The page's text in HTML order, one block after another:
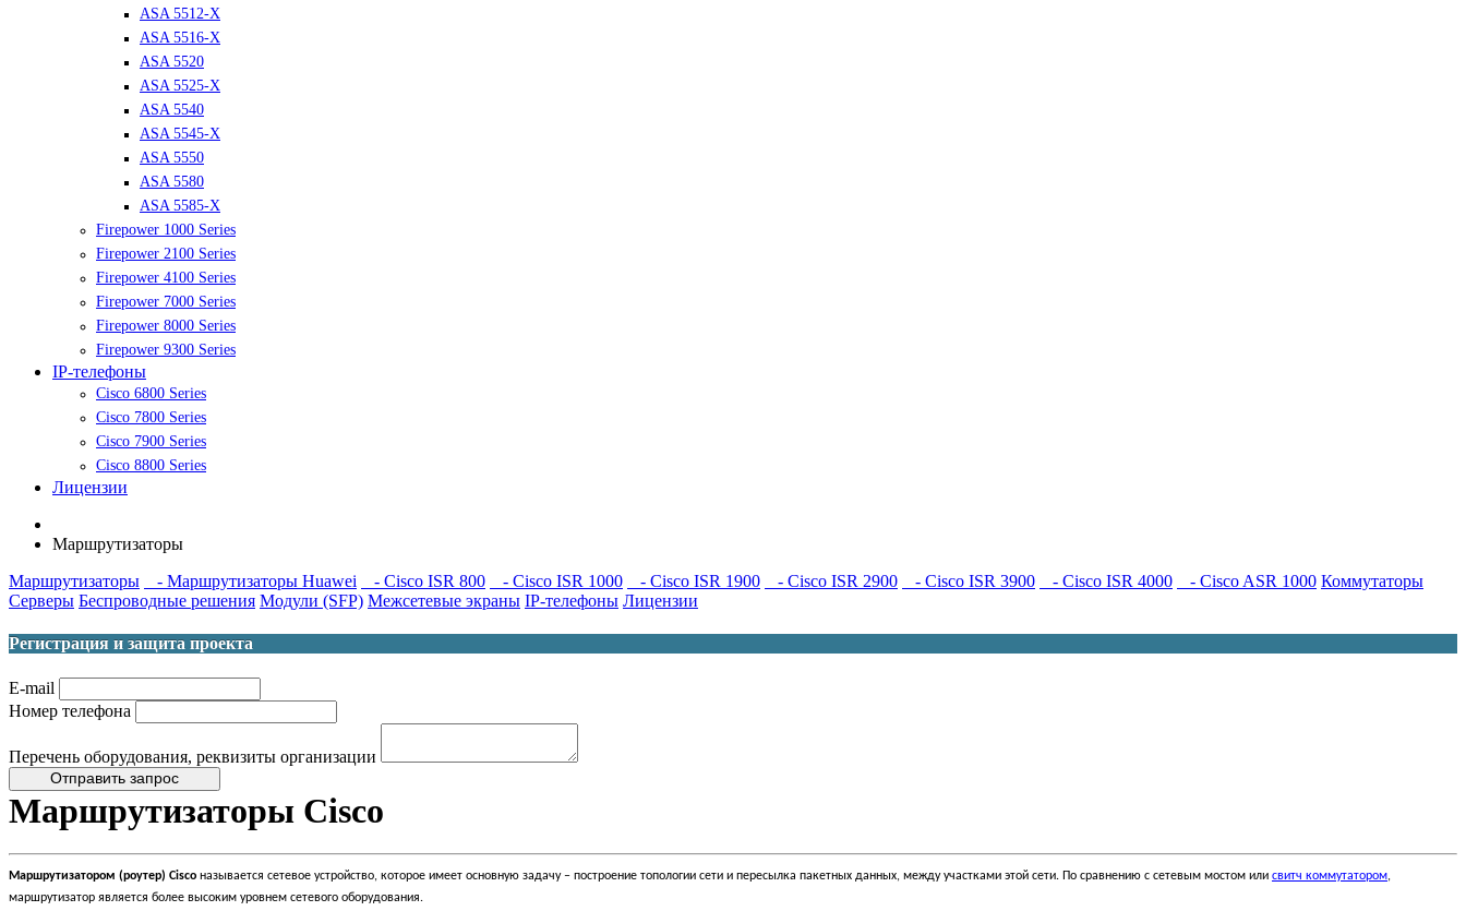
ASA 5512-X
ASA 5516-X
ASA 5520
ASA 5525-X
ASA 5540
ASA 5545-X
ASA 5550
ASA 5580
ASA 5585-X
Firepower 1000 Series
Firepower 2100 Series
Firepower 4100 Series
Firepower 7000 Series
Firepower 8000 Series
Firepower 9300 Series
IP-телефоны
Cisco 6800 Series
Cisco 7800 Series
Cisco 7900 Series
Cisco 8800 Series
Лицензии
Маршрутизаторы
Маршрутизаторы
- Маршрутизаторы Huawei - Cisco ISR 800 - Cisco ISR 1000 - Cisco ISR 1900 - Cisco ISR 2900 - Cisco ISR 3900 - Cisco ISR 4000 - Cisco ASR 1000 Коммутаторы
Серверы Беспроводные решения Модули (SFP) Межсетевые экраны IP-телефоны Лицензии
Регистрация и защита проекта
E-mail
Номер телефона
Перечень оборудования, реквизиты организации
Отправить запрос
Маршрутизаторы Cisco
Маршрутизатором (роутер) Cisco называется сетевое устройство, которое имеет основную задачу – построение топологии сети и пересылка пакетных данных, между участками этой сети. По сравнению с сетевым мостом или свитч коммутатором,
маршрутизатор является более высоким уровнем сетевого оборудования.